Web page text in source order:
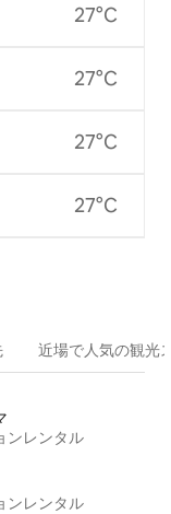
27°C
27°C
27°C
27°C
近場で人気の観光
ンレンタル
ンレンタル